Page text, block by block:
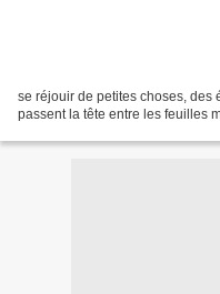
se réjouir de petites choses, des
passent la tête entre les feuilles